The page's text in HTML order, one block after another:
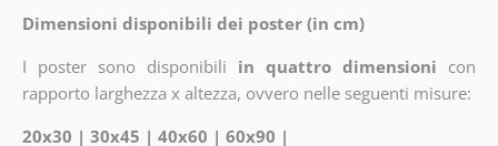
Dimensioni disponibili dei poster (in cm)
I poster sono disponibili in quattro dimensioni con
rapporto larghezza x altezza, ovvero nelle seguenti misure:
20x30 | 30x45 | 40x60 | 60x90 |